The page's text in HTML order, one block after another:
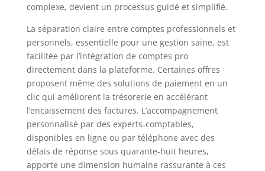
complexe, devient un processus guidé et simplifié.
La séparation claire entre comptes professionnels et
personnels, essentielle pour une gestion saine, est
facilitée par l’intégration de comptes pro
directement dans la plateforme. Certaines offres
proposent même des solutions de paiement en un
clic qui améliorent la trésorerie en accélérant
l’encaissement des factures. L’accompagnement
personnalisé par des experts-comptables,
disponibles en ligne ou par téléphone avec des
délais de réponse sous quarante-huit heures,
apporte une dimension humaine rassurante à ces